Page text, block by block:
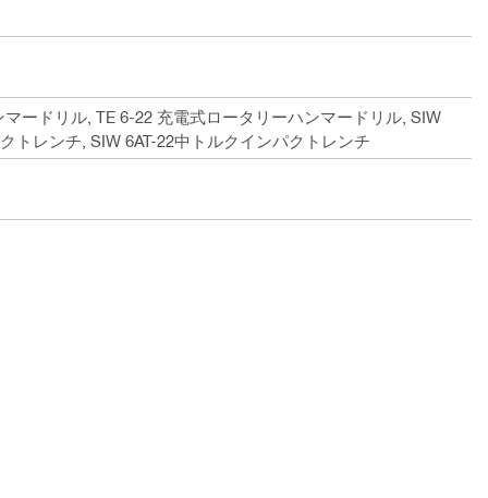
マードリル, TE 6-22 充電式ロータリーハンマードリル, SIW
トレンチ, SIW 6AT-22中トルクインパクトレンチ